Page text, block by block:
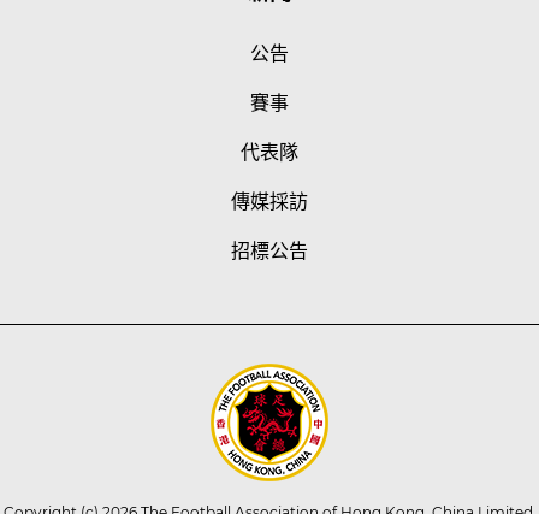
公告
賽事
代表隊
傳媒採訪
招標公告